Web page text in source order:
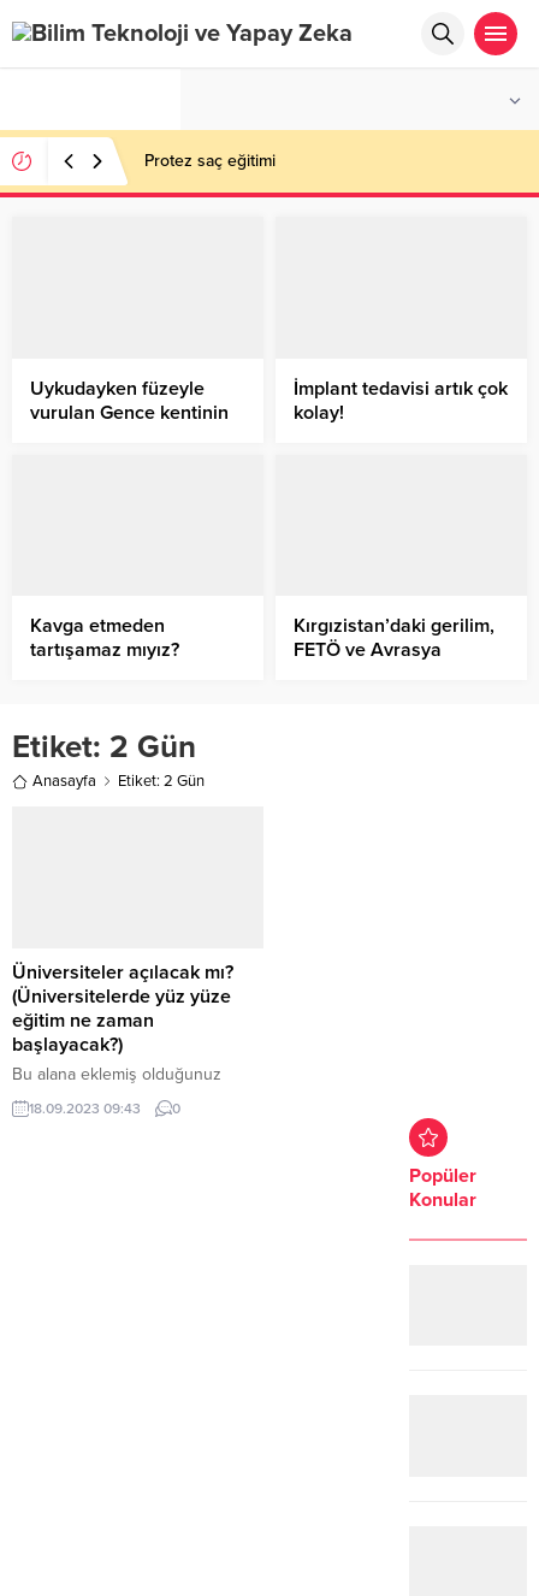
Protez saç eğitimi
Uykudayken füzeyle
vurulan Gence kentinin
İmplant tedavisi artık çok
kolay!
Kavga etmeden
tartışamaz mıyız?
Kırgızistan’daki gerilim,
FETÖ ve Avrasya
Etiket: 2 Gün
Anasayfa Etiket: 2 Gün
Üniversiteler açılacak mı?
(Üniversitelerde yüz yüze
eğitim ne zaman
başlayacak?)
Bu alana eklemiş olduğunuz
haberle ilgili kısa bir özet bilgisi
ekleyebilirsiniz. Bu metin yazı
18.09.2023 09:43 0
Popüler
Konular